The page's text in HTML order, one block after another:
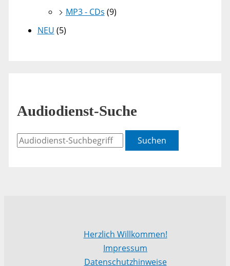
MP3 - CDs (9)
NEU (5)
Audiodienst-Suche
Suchen
Herzlich Willkommen!
Impressum
Datenschutzhinweise